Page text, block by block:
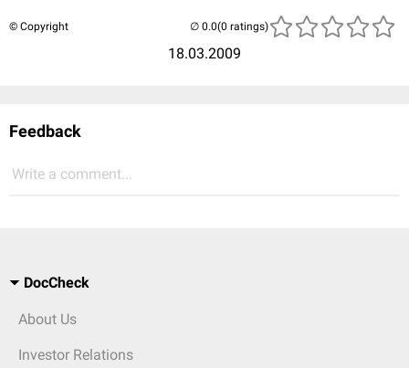
© Copyright
18.03.2009
(0 ratings)
Feedback
Write a comment...
DocCheck
About Us
Investor Relations